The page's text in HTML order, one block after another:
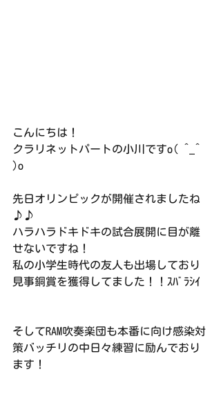
こんにちは！
クラリネットパートの小川ですo( ^_^
)o
先日オリンピックが開催されましたね
♪♪
ハラハラドキドキの試合展開に目が離
せないですね！
私の小学生時代の友人も出場しており
見事銅賞を獲得してました！！ｽﾊﾞﾗｼｲ
そしてRAM吹奏楽団も本番に向け感染対
策バッチリの中日々練習に励んでおり
ます！